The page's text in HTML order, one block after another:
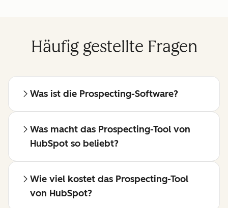
Häufig gestellte Fragen
Was ist die Prospecting-Software?
Was macht das Prospecting-Tool von
HubSpot so beliebt?
Wie viel kostet das Prospecting-Tool
von HubSpot?